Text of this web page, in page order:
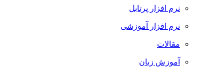
نرم افزار پرتابل
نرم افزار آموزشی
مقالات
آموزش زبان